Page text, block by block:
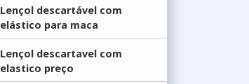
Lençol descartável com
elástico para maca
Lençol descartavel com
elastico preço